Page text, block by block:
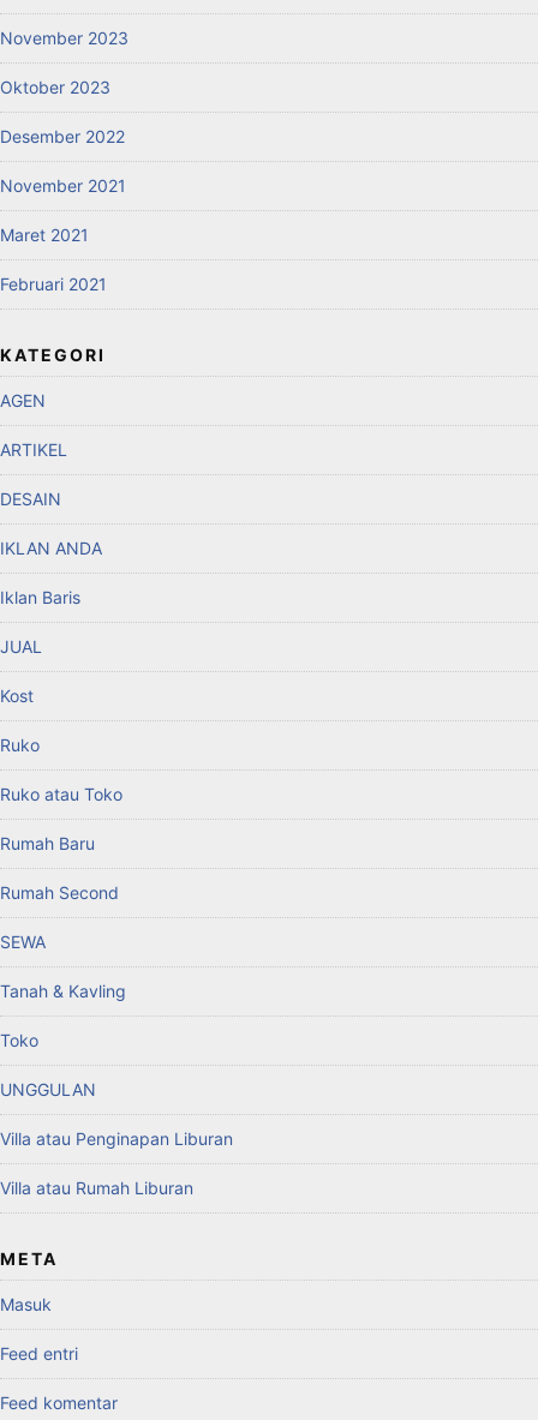
November 2023
Oktober 2023
Desember 2022
November 2021
Maret 2021
Februari 2021
KATEGORI
AGEN
ARTIKEL
DESAIN
IKLAN ANDA
Iklan Baris
JUAL
Kost
Ruko
Ruko atau Toko
Rumah Baru
Rumah Second
SEWA
Tanah & Kavling
Toko
UNGGULAN
Villa atau Penginapan Liburan
Villa atau Rumah Liburan
META
Masuk
Feed entri
Feed komentar